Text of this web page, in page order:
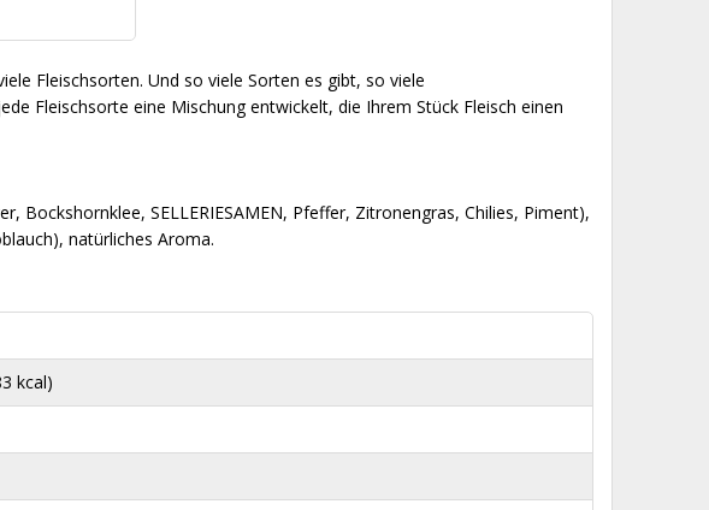
Fleischsorten. Und so viele Sorten es gibt, so viele
Fleischsorte eine Mischung entwickelt, die Ihrem Stück Fleisch einen
Bockshornklee, SELLERIESAMEN, Pfeffer, Zitronengras, Chilies, Piment),
natürliches Aroma.
kcal)